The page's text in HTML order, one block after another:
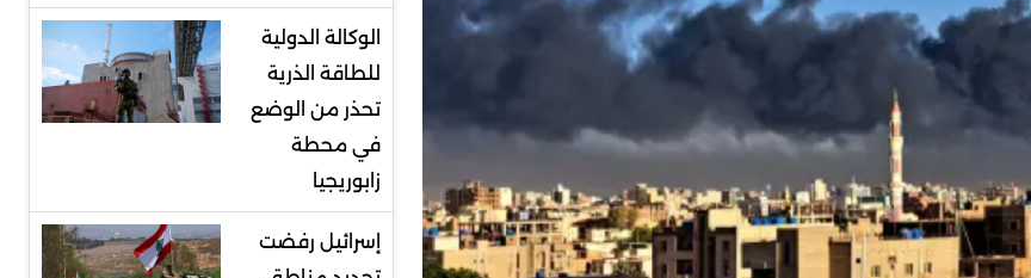
الوكالة الدولية
للطاقة الذرية
تحذر من الوضع
في محطة
زابوريجيا
إسرائيل رفضت